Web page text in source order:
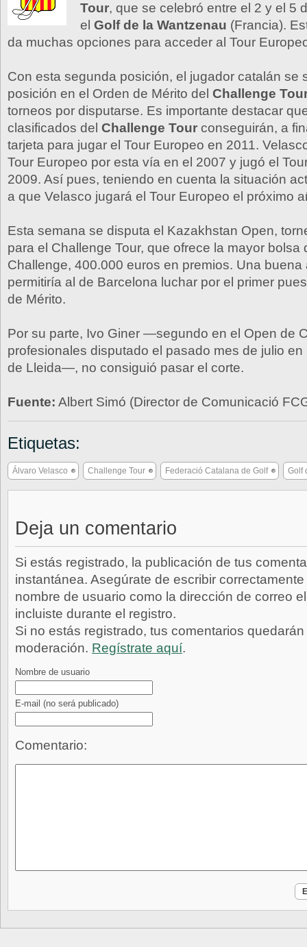
Tour, que se celebró entre el 2 y el 5
el Golf de la Wantzenau (Francia).
da muchas opciones para acceder al Tour
Con esta segunda posición, el jugador catalán se
posición en el Orden de Mérito del Challenge
torneos por disputarse. Es importante destacar
clasificados del Challenge Tour conseguirán, a
tarjeta para jugar el Tour Europeo en 2011.
Tour Europeo por esta vía en el 2007 y jugó el
2009. Así pues, teniendo en cuenta la situación
a que Velasco jugará el Tour Europeo el próximo
Esta semana se disputa el Kazakhstan Open,
para el Challenge Tour, que ofrece la mayor bolsa
Challenge, 400.000 euros en premios. Una buena
permitiría al de Barcelona luchar por el primer
de Mérito.
Por su parte, Ivo Giner —segundo en el Open de
profesionales disputado el pasado mes de julio en
de Lleida—, no consiguió pasar el corte.
Fuente: Albert Simó (Director de Comunicació
Etiquetas:
Álvaro Velasco Challenge Tour Federació Catalana de Golf Golf
Deja un comentario
Si estás registrado, la publicación de tus
instantánea. Asegúrate de escribir
nombre de usuario como la dirección de correo
incluiste durante el registro.
Si no estás registrado, tus comentarios
moderación. Regístrate aquí.
Nombre de usuario
E-mail (no será publicado)
Comentario: